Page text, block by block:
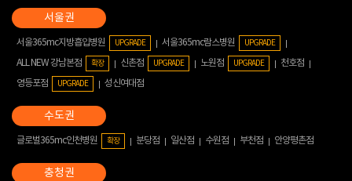
서울365mc지방흡입병원 UPGRADE 서울365mc람스병원 UPGRADE
ALL NEW 강남본점 확장 신촌점 UPGRADE 노원점 UPGRADE
천호점
영등포점
UPGRADE 성신여대점
글로벌365mc인천병원 확장 분당점 일산점 수원점 부천점 안양평촌점